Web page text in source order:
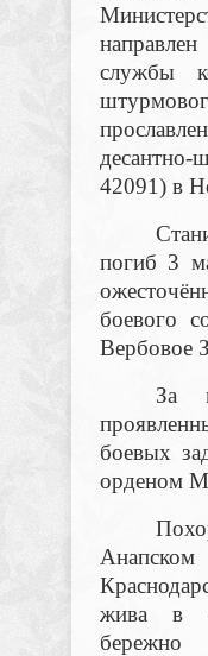
службы
42091) в
погиб 3
боевого
Вербовое
За
боевых
орденом
Анапском
жива в
бережно